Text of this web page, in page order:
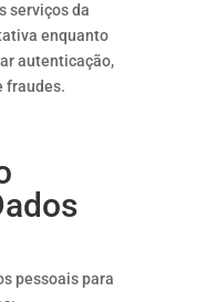
serviços da
enquanto
autenticação,
fraudes.
pessoais para